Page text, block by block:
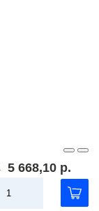
5 668,10 р.